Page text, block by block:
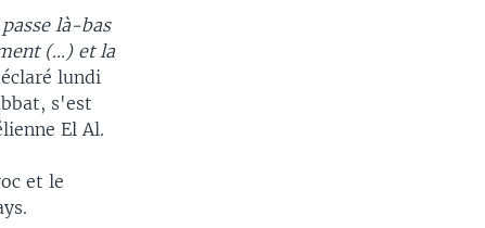
là-bas
(...) et la
lundi
s'est
El Al.
et le